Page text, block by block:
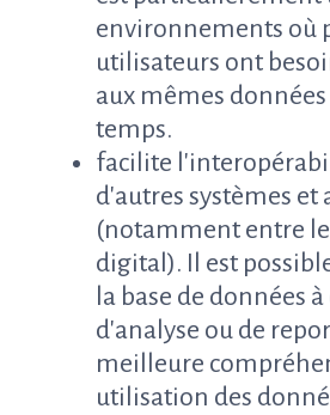
environnements où
utilisateurs ont
aux mêmes
temps.
facilite
d'autres systèmes et
(notamment entre
digital). Il est
la base de données
d'analyse ou de
meilleure
utilisation des